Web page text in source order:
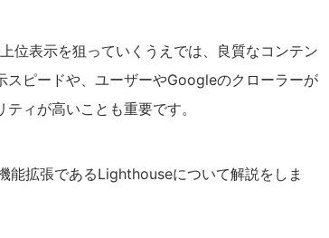
位表示を狙っていくうえでは、良質なコンテン
スピードや、ユーザーやGoogleのクローラーが
ィが高いことも重要です。
拡張であるLighthouseについて解説をしま